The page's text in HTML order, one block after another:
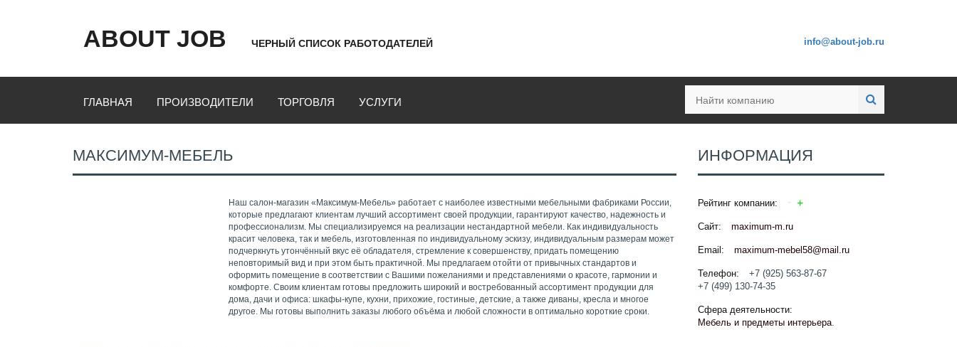
ABOUT JOB ЧЕРНЫЙ СПИСОК РАБОТОДАТЕЛЕЙ info@about-job.ru
ГЛАВНАЯ ПРОИЗВОДИТЕЛИ ТОРГОВЛЯ УСЛУГИ
МАКСИМУМ-МЕБЕЛЬ
Наш салон-магазин «Максимум-Мебель» работает с наиболее известными мебельными фабриками России,
которые предлагают клиентам лучший ассортимент своей продукции, гарантируют качество, надежность и
профессионализм. Мы специализируемся на реализации нестандартной мебели. Как индивидуальность
красит человека, так и мебель, изготовленная по индивидуальному эскизу, индивидуальным размерам может
подчеркнуть утончённый вкус её обладателя, стремление к совершенству, придать помещению
неповторимый вид и при этом быть практичной. Мы предлагаем отойти от привычных стандартов и
оформить помещение в соответствии с Вашими пожеланиями и представлениями о красоте, гармонии и
комфорте. Своим клиентам готовы предложить широкий и востребованный ассортимент продукции для
дома, дачи и офиса: шкафы-купе, кухни, прихожие, гостиные, детские, а также диваны, кресла и многое
другое. Мы готовы выполнить заказы любого объёма и любой сложности в оптимально короткие сроки.
ИНФОРМАЦИЯ
Рейтинг компании:
Сайт: maximum-m.ru
Email: maximum-mebel58@mail.ru
Телефон:
+7 (925) 563-87-67
+7 (499) 130-74-35
Сфера деятельности:
Мебель и предметы интерьера.